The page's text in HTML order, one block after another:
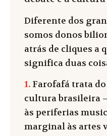
Diferente dos
somos donos
atrás de cliques a
significa duas
1. Farofafá trata
cultura brasileira
às periferias
marginal às artes